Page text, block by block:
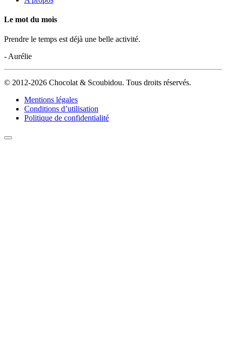
Le mot du mois
Prendre le temps est déjà une belle activité.
- Aurélie
© 2012-2026 Chocolat & Scoubidou. Tous droits réservés.
Mentions légales
Conditions d’utilisation
Politique de confidentialité